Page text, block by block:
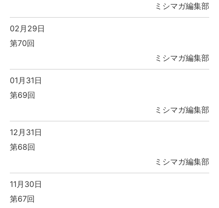
ミシマガ編集部
02月29日
第70回
ミシマガ編集部
01月31日
第69回
ミシマガ編集部
12月31日
第68回
ミシマガ編集部
11月30日
第67回